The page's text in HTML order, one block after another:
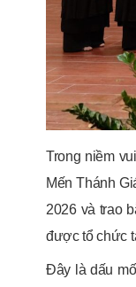
Trong niềm
Mến Thánh
2026 và trao
được tổ chức
Đây là dấu